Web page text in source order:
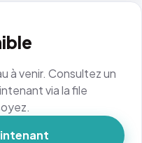
à venir. Consultez un
via la file